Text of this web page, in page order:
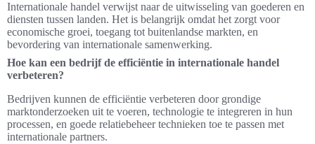
Internationale handel verwijst naar de uitwisseling van goederen en
diensten tussen landen. Het is belangrijk omdat het zorgt voor
economische groei, toegang tot buitenlandse markten, en
bevordering van internationale samenwerking.
Hoe kan een bedrijf de efficiëntie in internationale handel
verbeteren?
Bedrijven kunnen de efficiëntie verbeteren door grondige
marktonderzoeken uit te voeren, technologie te integreren in hun
processen, en goede relatiebeheer technieken toe te passen met
internationale partners.